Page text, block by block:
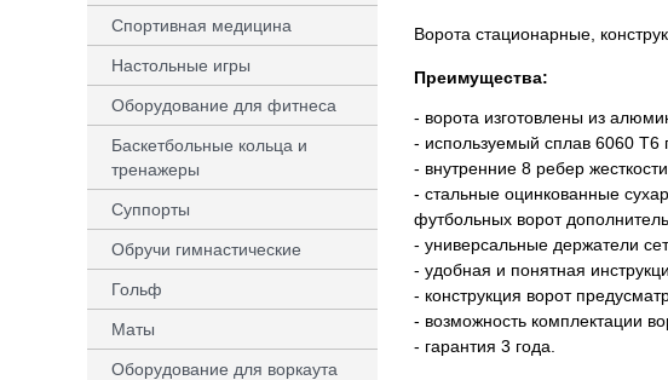
Спортивная медицина
Настольные игры
Оборудование для фитнеса
Баскетбольные кольца и
тренажеры
Суппорты
Обручи гимнастические
Гольф
Маты
Оборудование для воркаута
Ворота стационарные,
Преимущества:
- ворота изготовлены из
- используемый сплав 6060 Т6
- внутренние 8 ребер
- стальные оцинкованные
футбольных ворот
- универсальные держатели
- удобная и понятная
- конструкция ворот
- возможность комплектации
- гарантия 3 года.